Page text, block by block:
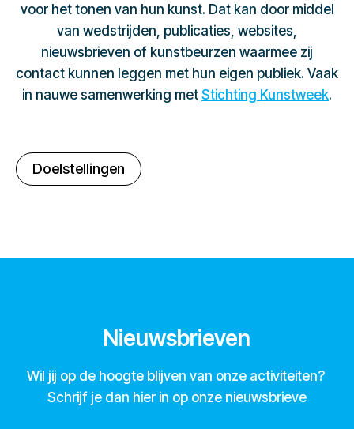
voor het tonen van hun kunst. Dat kan door middel
van wedstrijden, publicaties, websites,
nieuwsbrieven of kunstbeurzen waarmee zij
contact kunnen leggen met hun eigen publiek. Vaak
in nauwe samenwerking met Stichting Kunstweek.
Doelstellingen
Nieuwsbrieven
Wil jij op de hoogte blijven van onze activiteiten?
Schrijf je dan hier in op onze nieuwsbrieve